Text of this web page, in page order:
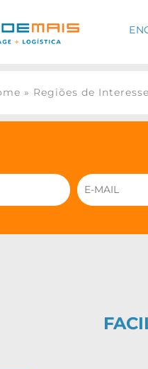
» Regiões de Interesse